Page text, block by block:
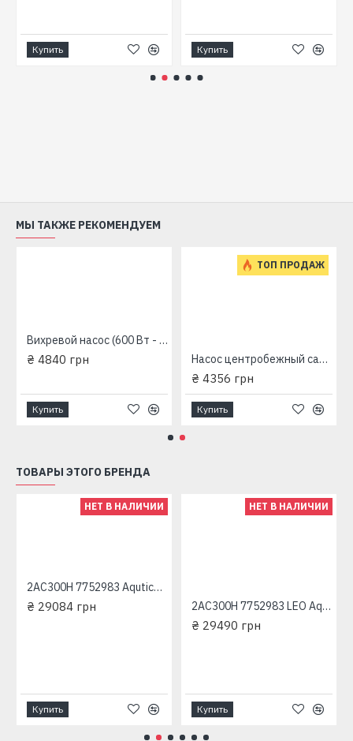
Купить Купить
МЫ ТАКЖЕ РЕКОМЕНДУЕМ
Вихревой насос (600 Вт - 50 л/мин - напор: 60 м - медь) LEO Aquatica APm60 775133
₴ 4840 грн
Купить
ТОП ПРОДАЖ
Насос центробежный самовсасывающий Aquаtica LKJ-600P(775301)+600Вт+50л/мин+31м
₴ 4356 грн
Купить
ТОВАРЫ ЭТОГО БРЕНДА
НЕТ В НАЛИЧИИ
2AC300H 7752983 Aqutica трехфазный насос центробежный многоступенчатый
₴ 29084 грн
Купить
НЕТ В НАЛИЧИИ
2AC300H 7752983 LEO Aquatica трехфазный насос центробежный многоступенчатый
₴ 29490 грн
Купить